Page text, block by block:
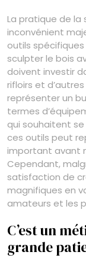
La pratique de la
inconvénient
outils
sculpter le bois
doivent investir
rifloirs et
représenter un
termes
qui souhaitent
ces outils peut
important avant
Cependant,
satisfaction de
magnifiques en
amateurs et les
C’est un
grande